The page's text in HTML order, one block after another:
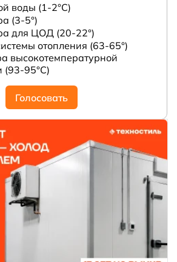
воды (1-2°С)
(3-5°)
для ЦОД (20-22°)
отопления (63-65°)
высокотемпературной
(93-95°С)
Голосовать